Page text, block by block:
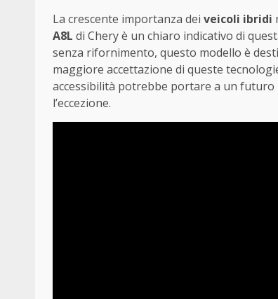
La crescente importanza dei veicoli ibridi
A8L di Chery è un chiaro indicativo di
senza rifornimento, questo modello è
maggiore accettazione di queste
accessibilità potrebbe portare a un futuro
l’eccezione.